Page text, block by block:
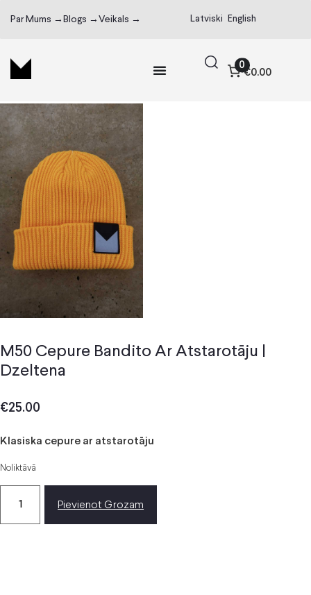
Par Mums → Blogs → Veikals → Latviski English
0
€0.00
M50 Cepure Bandito Ar Atstarotāju |
Dzeltena
€25.00
Klasiska cepure ar atstarotāju
Noliktāvā
Pievienot Grozam